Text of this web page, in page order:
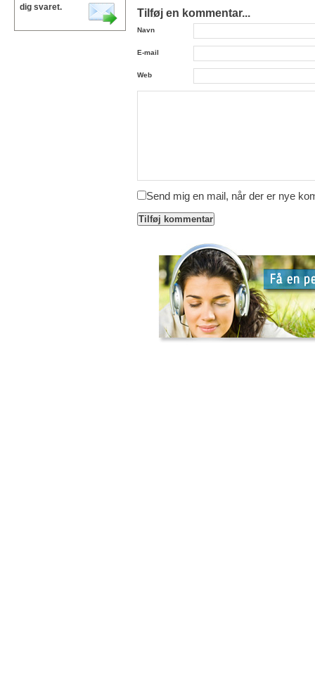
dig svaret.
Tilføj en kommentar...
Navn
E-mail
Web
Send mig en mail, når der er nye